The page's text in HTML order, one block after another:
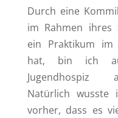
Durch eine
im Rahmen ihres
ein Praktikum im
hat, bin ich
Jugendhospiz
Natürlich wusste
vorher, dass es